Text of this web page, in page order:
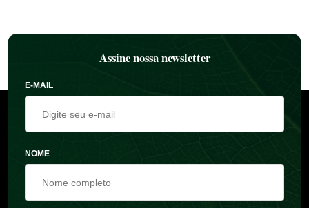
Assine nossa newsletter
E-MAIL
NOME